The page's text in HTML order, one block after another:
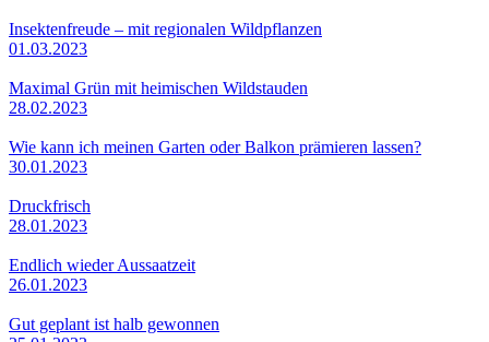
Insektenfreude – mit regionalen Wildpflanzen
01.03.2023
Maximal Grün mit heimischen Wildstauden
28.02.2023
Wie kann ich meinen Garten oder Balkon prämieren lassen?
30.01.2023
Druckfrisch
28.01.2023
Endlich wieder Aussaatzeit
26.01.2023
Gut geplant ist halb gewonnen